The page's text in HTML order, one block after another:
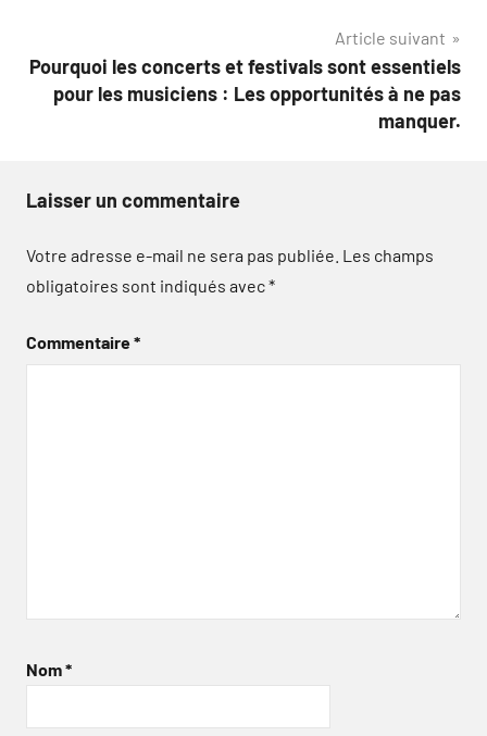
Article suivant
Pourquoi les concerts et festivals sont essentiels
pour les musiciens : Les opportunités à ne pas
manquer.
Laisser un commentaire
Votre adresse e-mail ne sera pas publiée. Les champs
obligatoires sont indiqués avec*
Commentaire*
Nom*